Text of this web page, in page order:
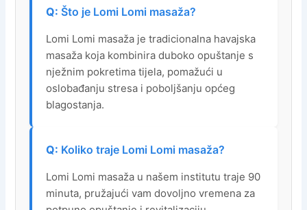
Što je Lomi Lomi masaža?
Lomi Lomi masaža je tradicionalna havajska
masaža koja kombinira duboko opuštanje s
nježnim pokretima tijela, pomažući u
oslobađanju stresa i poboljšanju općeg
blagostanja.
Koliko traje Lomi Lomi masaža?
Lomi Lomi masaža u našem institutu traje 90
minuta, pružajući vam dovoljno vremena za